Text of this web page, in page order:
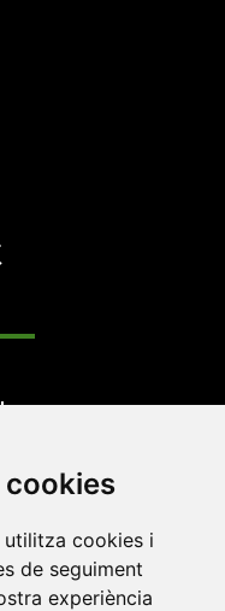
cookies
cookies i
de seguiment
experiència